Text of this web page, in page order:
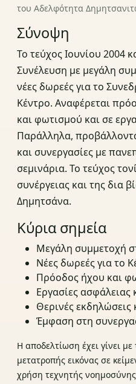
του Αδελφότητα
Σύνοψη
Το τεύχος Ιουνίου 2004
Συνέλευση με μεγάλη
νέες δωρεές για το
Κέντρο. Αναφέρεται
και φωτισμού και σε
Παράλληλα,
και συνεργασίες με
σεμινάρια. Το τεύχος
συνέργειας και της δια
Δημητσάνα.
Κύρια σημεία
Μεγάλη συμμετοχή
Νέες δωρεές για το
Πρόοδος ήχου και
Εργασίες ασφάλειας
Θερινές εκδηλώσεις
Έμφαση στη
Η αποδελτίωση έχει γίνει
μετατροπής εικόνας σε
χρήση τεχνητής